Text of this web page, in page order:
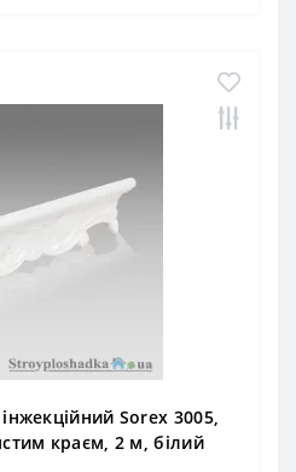
Sorex 3005,
краєм, 2 м, білий